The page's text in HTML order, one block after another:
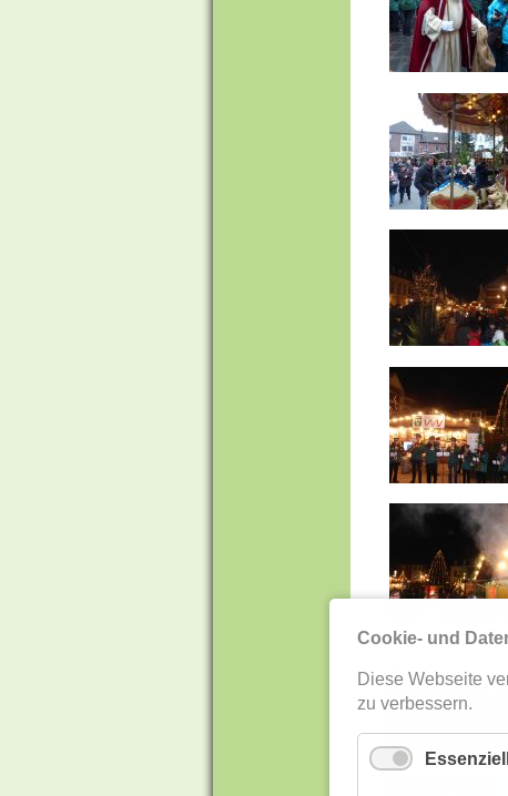
Cookie- und
Diese Webseite
zu verbessern.
Essenziell